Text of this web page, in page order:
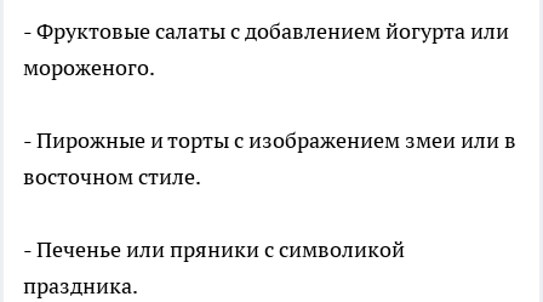
- Фруктовые салаты с добавлением йогурта или
мороженого.
- Пирожные и торты с изображением змеи или в
восточном стиле.
- Печенье или пряники с символикой
праздника.